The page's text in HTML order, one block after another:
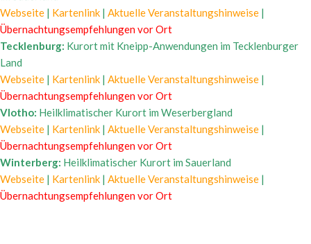
Webseite | Kartenlink | Aktuelle Veranstaltungshinweise |
Übernachtungsempfehlungen vor Ort
Tecklenburg: Kurort mit Kneipp-Anwendungen im Tecklenburger
Land
Webseite | Kartenlink | Aktuelle Veranstaltungshinweise |
Übernachtungsempfehlungen vor Ort
Vlotho: Heilklimatischer Kurort im Weserbergland
Webseite | Kartenlink | Aktuelle Veranstaltungshinweise |
Übernachtungsempfehlungen vor Ort
Winterberg: Heilklimatischer Kurort im Sauerland
Webseite | Kartenlink | Aktuelle Veranstaltungshinweise |
Übernachtungsempfehlungen vor Ort